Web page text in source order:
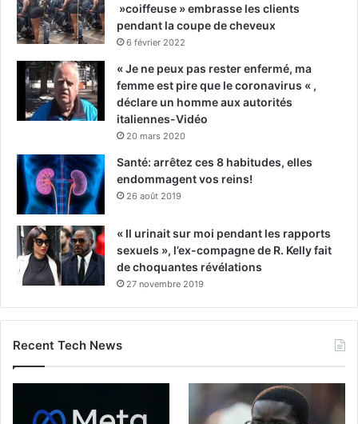
»coiffeuse » embrasse les clients
pendant la coupe de cheveux
6 février 2022
« Je ne peux pas rester enfermé, ma
femme est pire que le coronavirus « ,
déclare un homme aux autorités
italiennes-Vidéo
20 mars 2020
Santé: arrêtez ces 8 habitudes, elles
endommagent vos reins!
26 août 2019
« Il urinait sur moi pendant les rapports
sexuels », l’ex-compagne de R. Kelly fait
de choquantes révélations
27 novembre 2019
Recent Tech News